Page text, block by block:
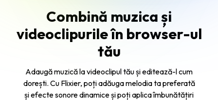
Combină muzica și
videoclipurile în browser-ul
tău
Adaugă muzică la videoclipul tău și editează-l cum
dorești. Cu Flixier, poți adăuga melodia ta preferată
și efecte sonore dinamice și poți aplica îmbunătățiri